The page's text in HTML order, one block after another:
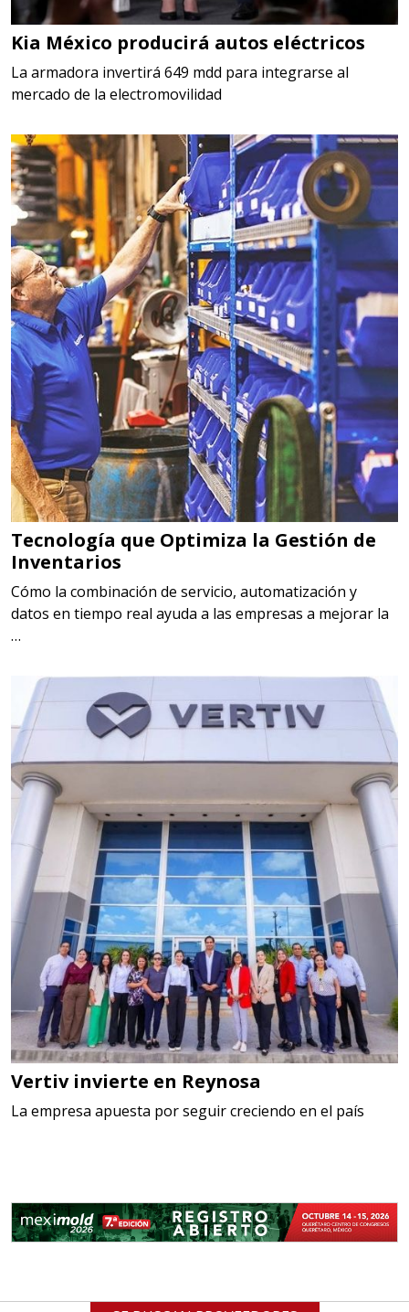
Kia México producirá autos eléctricos
La armadora invertirá 649 mdd para integrarse al
mercado de la electromovilidad
Tecnología que Optimiza la Gestión de
Inventarios
Cómo la combinación de servicio, automatización y
datos en tiempo real ayuda a las empresas a mejorar la
…
Vertiv invierte en Reynosa
La empresa apuesta por seguir creciendo en el país